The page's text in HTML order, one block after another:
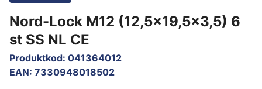
Nord-Lock M12 (12,5x19,5x3,5) 6
st SS NL CE
Produktkod: 041364012
EAN: 7330948018502